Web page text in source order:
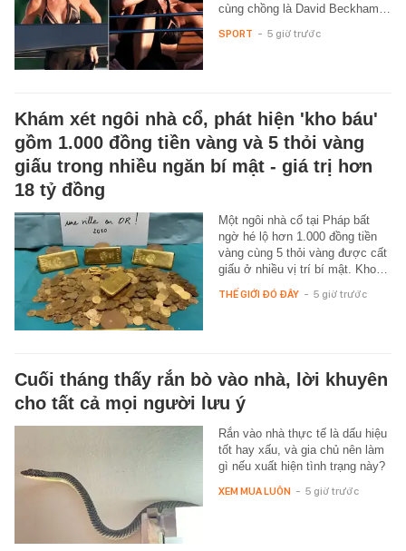
cùng chồng là David Beckham…
SPORT - 5 giờ trước
Khám xét ngôi nhà cổ, phát hiện 'kho báu'
gồm 1.000 đồng tiền vàng và 5 thỏi vàng
giấu trong nhiều ngăn bí mật - giá trị hơn
18 tỷ đồng
Một ngôi nhà cổ tại Pháp bất
ngờ hé lộ hơn 1.000 đồng tiền
vàng cùng 5 thỏi vàng được cất
giấu ở nhiều vị trí bí mật. Kho…
THẾ GIỚI ĐÓ ĐÂY - 5 giờ trước
Cuối tháng thấy rắn bò vào nhà, lời khuyên
cho tất cả mọi người lưu ý
Rắn vào nhà thực tế là dấu hiệu
tốt hay xấu, và gia chủ nên làm
gì nếu xuất hiện tình trạng này?
XEM MUA LUÔN - 5 giờ trước